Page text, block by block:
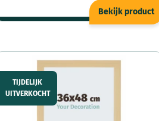
Bekijk product
TIJDELIJK
UITVERKOCHT